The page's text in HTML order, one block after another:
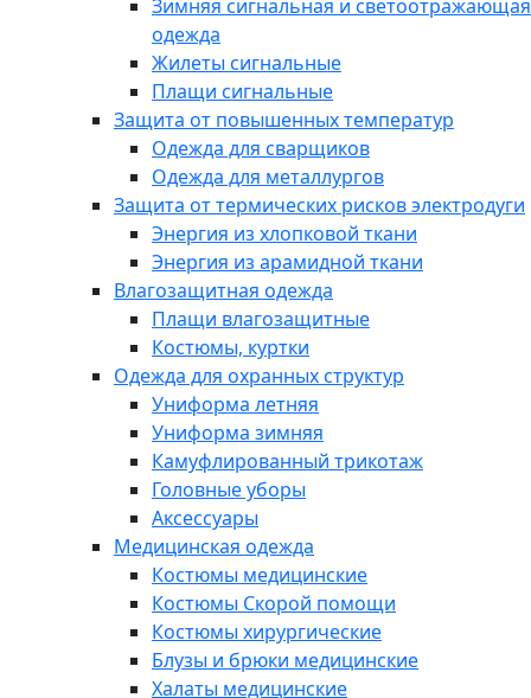
Зимняя сигнальная и светоотражающая
одежда
Жилеты сигнальные
Плащи сигнальные
Защита от повышенных температур
Одежда для сварщиков
Одежда для металлургов
Защита от термических рисков электродуги
Энергия из хлопковой ткани
Энергия из арамидной ткани
Влагозащитная одежда
Плащи влагозащитные
Костюмы, куртки
Одежда для охранных структур
Униформа летняя
Униформа зимняя
Камуфлированный трикотаж
Головные уборы
Аксессуары
Медицинская одежда
Костюмы медицинские
Костюмы Скорой помощи
Костюмы хирургические
Блузы и брюки медицинские
Халаты медицинские